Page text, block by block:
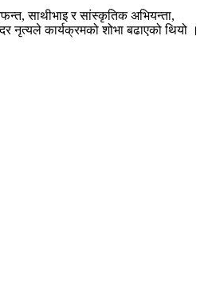
साथीभाइ र सांस्कृतिक अभियन्ता,
नृत्यले कार्यक्रमको शोभा बढाएको थियो ।